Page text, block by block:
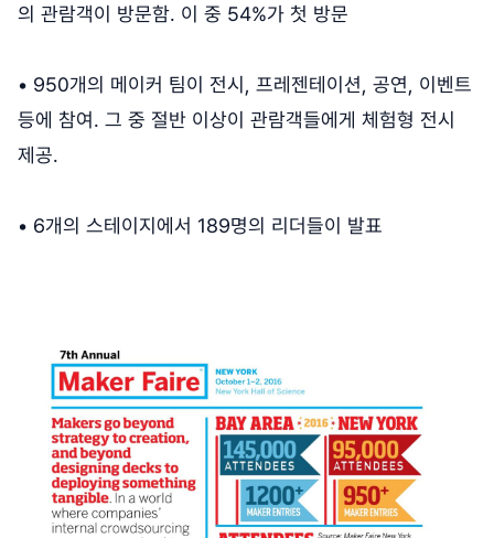
의 관람객이 방문함. 이 중 54%가 첫 방문
• 950개의 메이커 팀이 전시, 프레젠테이션, 공연, 이벤트
등에 참여. 그 중 절반 이상이 관람객들에게 체험형 전시
제공.
• 6개의 스테이지에서 189명의 리더들이 발표